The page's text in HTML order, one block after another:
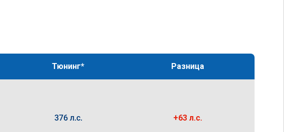
Тюнинг* Разница
376 л.с. +63 л.с.